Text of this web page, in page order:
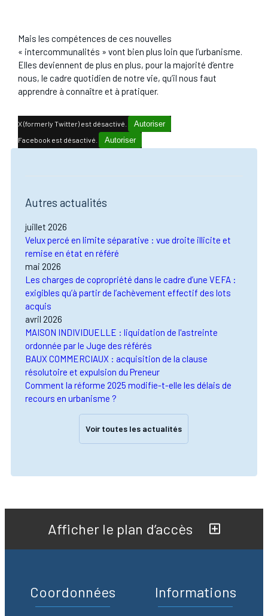
Mais les compétences de ces nouvelles
« intercommunalités » vont bien plus loin que l’urbanisme.
Elles deviennent de plus en plus, pour la majorité d’entre
nous, le cadre quotidien de notre vie, qu’il nous faut
apprendre à connaître et à pratiquer.
X (formerly Twitter) est désactivé. Autoriser
Facebook est désactivé. Autoriser
Autres actualités
juillet 2026
Velux percé en limite séparative : vue droite illicite et
remise en état en référé
mai 2026
Les charges de copropriété dans le cadre d’une VEFA :
exigibles qu’à partir de l’achèvement effectif des lots
acquis
avril 2026
MAISON INDIVIDUELLE : liquidation de l'astreinte
ordonnée par le Juge des référés
BAUX COMMERCIAUX : acquisition de la clause
résolutoire et expulsion du Preneur
Comment la réforme 2025 modifie-t-elle les délais de
recours en urbanisme ?
Voir toutes les actualités
Afficher le plan d’accès
Coordonnées Informations